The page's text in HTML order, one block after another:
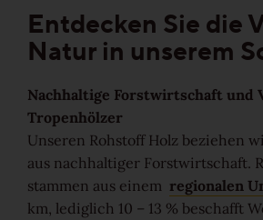
Holzmaserungen
Ruhig
Lebhaft
Wild
Entdecken Sie die
Natur in unserem
Nachhaltige Forstwirtschaft und
Tropenhölzer
Unseren Rohstoff Holz beziehen
aus nachhaltiger Forstwirtschaft.
stammen aus einem regionalen
km, lediglich 10 – 13 % beschafft